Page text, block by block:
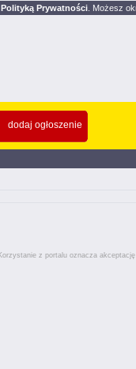
Polityką Prywatności. Możesz
dodaj ogłoszenie
z portalu oznacza akceptację